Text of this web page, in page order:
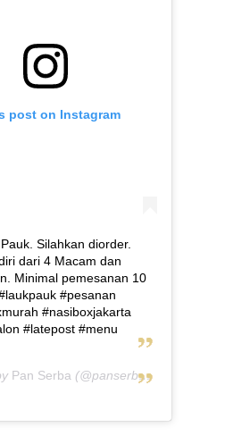
post on Instagram
Silahkan diorder.
dari 4 Macam dan
Minimal pemesanan 10
#pesanan
#nasiboxjakarta
#latepost #menu
Pan Serba (@panserba) on